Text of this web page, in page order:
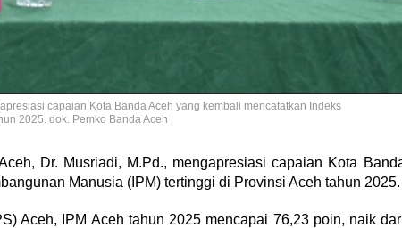
capaian Kota Banda Aceh yang kembali mencatatkan Indeks
2025. dok. Pemko Banda Aceh
Dr. Musriadi, M.Pd., mengapresiasi capaian Kota
Manusia (IPM) tertinggi di Provinsi Aceh tahun 2025.
Aceh, IPM Aceh tahun 2025 mencapai 76,23 poin, naik